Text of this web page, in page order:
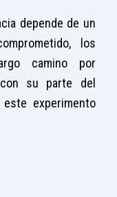
depende de un
los
camino por
su parte del
experimento